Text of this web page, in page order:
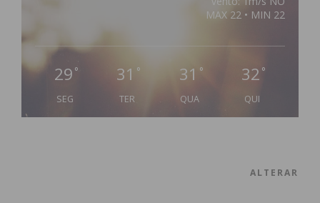
MAX 22 • MIN 22
29 °
SEG
31 °
TER
31 °
QUA
32 °
QUI
ALTERAR